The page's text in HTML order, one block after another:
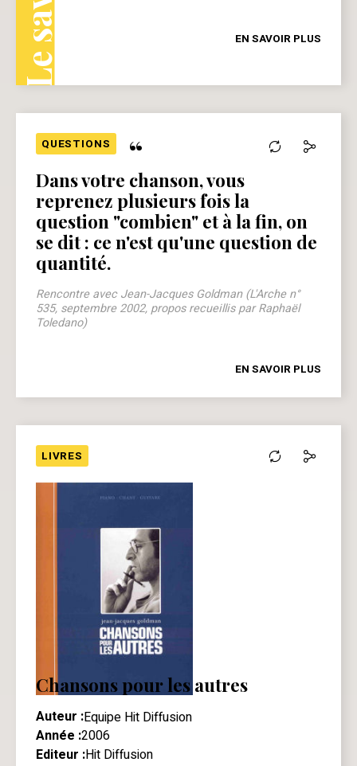
EN SAVOIR PLUS
QUESTIONS “
Dans votre chanson, vous
reprenez plusieurs fois la
question "combien" et à la fin, on
se dit : ce n'est qu'une question de
quantité.
Rencontre avec Jean-Jacques Goldman (L'Arche n°
535, septembre 2002, propos recueillis par Raphaël
Toledano)
EN SAVOIR PLUS
LIVRES
Chansons pour les autres
Auteur :Equipe Hit Diffusion
Année :2006
Editeur :Hit Diffusion